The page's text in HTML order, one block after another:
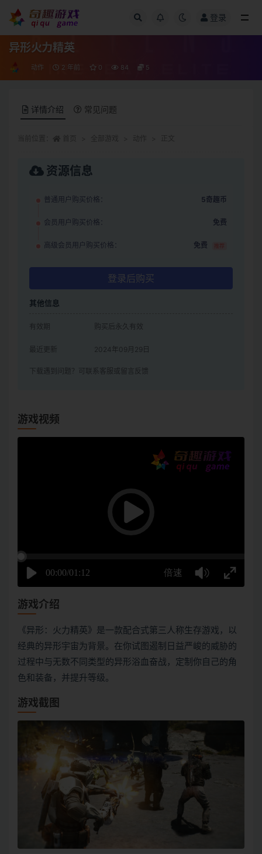
登录
异形火力精英
动作 2 年前 0 84 5
详情介绍 常见问题
资源信息
普通用户购买价格： 5奇趣币
会员用户购买价格： 免费
高级会员用户购买价格： 免费 推荐
登录后购买
其他信息
有效期 购买后永久有效
最近更新 2024年09月29日
下载遇到问题？可联系客服或留言反馈
游戏视频
游戏介绍
《异形：火力精英》是一款配合式第三人称生存游戏，以
经典的异形宇宙为背景。在你试图遏制日益严峻的威胁的
过程中与无数不同类型的异形浴血奋战，定制你自己的角
色和装备，并提升等级。
游戏截图